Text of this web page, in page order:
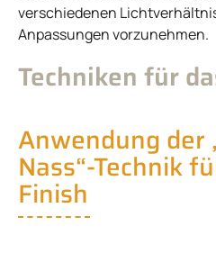
verschiedenen
Anpassungen vorzunehmen.
Techniken für
Anwendung der
Nass“-Technik
Finish